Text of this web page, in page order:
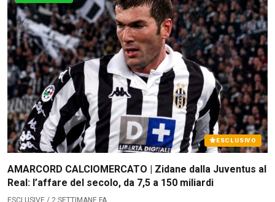
ESCLUSIVO
AMARCORD CALCIOMERCATO | Zidane dalla Juventus al
Real: l’affare del secolo, da 7,5 a 150 miliardi
ESCLUSIVE / 2 SETTIMANE FA